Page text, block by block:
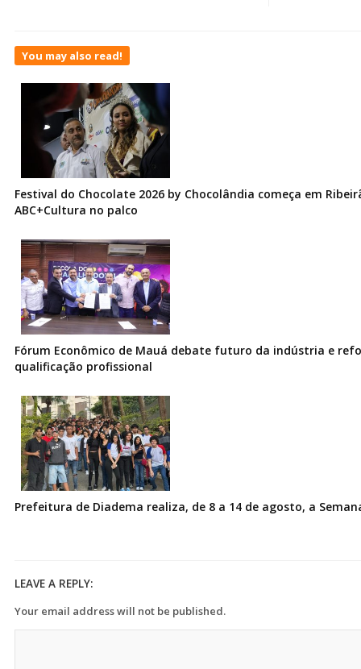
You may also read!
Festival do Chocolate 2026 by Chocolândia começa em
ABC+Cultura no palco
Fórum Econômico de Mauá debate futuro da indústria e
qualificação profissional
Prefeitura de Diadema realiza, de 8 a 14 de agosto, a
LEAVE A REPLY:
Your email address will not be published.